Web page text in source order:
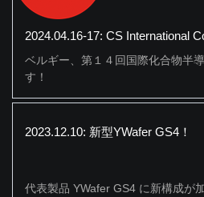
2024.04.16-17: CS International
ベルギー、第１４回国際化合物半
す！
2023.12.10: 新型YWafer GS4！
代表製品 YWafer GS4 に新構成が